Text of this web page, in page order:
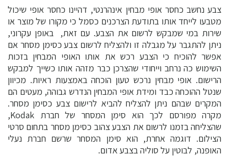
צבע נחשב כחסר אופי מבחין אינהרנטי, דהיינו כחסר אופי שיכול
מטבעו לייחד אותו בתודעת הצרכנים כסמל כי מקורו של מוצר או
שירות במי שמבקש לרשום את הצבע. עם זאת, באופן עקרוני,
ניתן להתגבר על מגבלה זו ולהצליח לרשום צבע כסימן מסחר אם
אפשר להוכיח כי הצבע רכש את אותו האופי המבחין בזכות
השימוש כה נרחב וייחודי שהצרכן כבר מזהה אותו כשייך למבקש
הרישום. אופי מבחין נרכש טעון הוכחה באמצעות ראיות. מכיוון
שנטל ההוכחה כבד ומידת אופי המבחין הנדרש גבוהה, מעטים הם
המקרים שבהם ניתן להצליח להביא לרישום צבע כסימן מסחר.
מקרה מפורסם לכך הוא סימן המסחר של חברת Kodak
,
שהצליחה בזמנו לרשום את הצבע צהוב כסימן מסחר בתחום סרטי
הצילום. דוגמה אחרת, הוא סימן המסחר שרשם חברת נעלי
האופנה, לבוטין על סוליה בצבע אדום.